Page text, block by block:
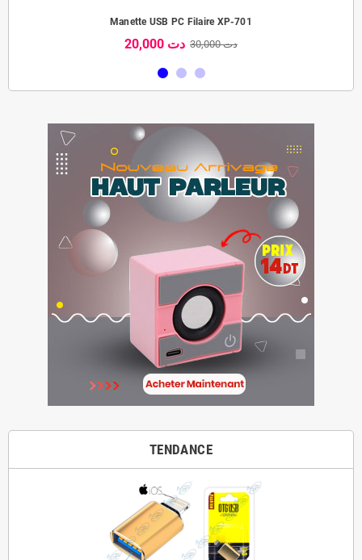
Manette USB PC Filaire XP-701
20,000 دت 30,000 دت
TENDANCE